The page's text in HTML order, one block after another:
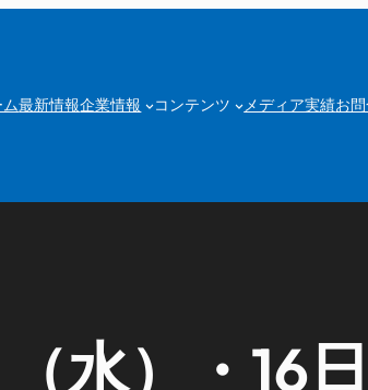
ム最新情報企業情報 コンテンツ メディア実績お
水）・16日